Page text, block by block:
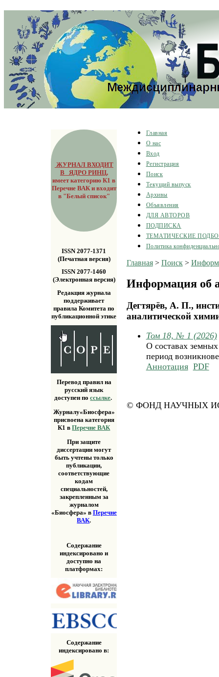
ЖУРНАЛ ВХОДИТ
В ЯДРО РИНЦ,
имеет категорию К1 в
Перечне ВАК и входит
в "Белый список"
ISSN 2077-1371
(Печатная версия)
ISSN 2077-1460
(Электронная версия)
Редакция журнала
поддерживает
правила Комитета по
публикационной этике
Перевод правил на
русский язык
доступен поссылке.
Журналу«Биосфера»
присвоена категория
К1 вПеречне ВАК
При защите
диссертации могут
быть учтены только
публикации,
соответствующие
кодам
специальностей,
закрепленным за
журналом
«Биосфера» в Перечне
ВАК.
Содержание
индексировано и
доступно на
платформах:
Содержание
индексировано в:
Главная
О нас
Вход
Регистрация
Поиск
Текущий выпуск
Архивы
Объявления
ДЛЯ АВТОРОВ
ПОДПИСКА
ТЕМАТИЧЕСКИЕ
Политика
Главная> Поиск>
Информация об
Дегтярёв, А. П.,
аналитической
Том 18, № 1 (2026)
О составах
период
Аннотация PDF
© ФОНД НАУЧНЫХ